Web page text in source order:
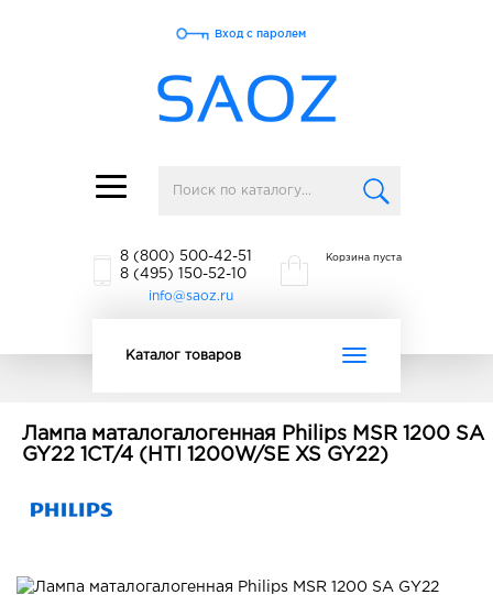
Toggle
navigation
Вход с паролем
8 (800) 500-42-51
8 (495) 150-52-10
info@saoz.ru
Корзина пуста
Toggle
Каталог товаров
Лампа маталогалогенная Philips MSR 1200 SA
GY22 1CT/4 (HTI 1200W/SE XS GY22)